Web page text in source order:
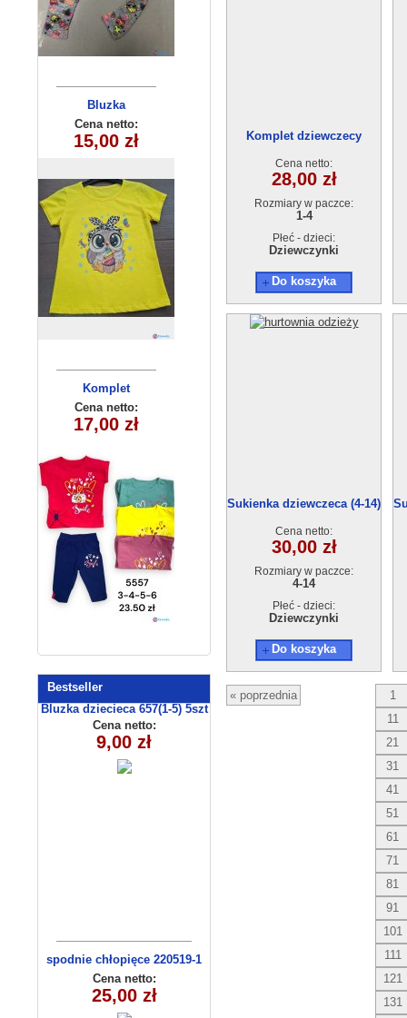
Bluzka
dziecięca
180626-17(6-16)
6szt
Cena netto:
15,00 zł
Komplet
dziewczęcy
5557(3-6) 4szt
Cena netto:
17,00 zł
Komplety
dziecięce
(7-10 ) 4szt
Cena netto:
15,00 zł
Bluzka
dziewczęca
270625-2(6-16)
6szt
Cena netto:
18,00 zł
Bestseller
Bluzka dziecieca 657(1-5) 5szt
Cena netto:
9,00 zł
spodnie chłopięce 220519-1
(1-6) 5szt
Cena netto:
25,00 zł
Komplet dziewczecy
Cena netto:
28,00 zł
Rozmiary w paczce:
1-4
Płeć - dzieci:
Dziewczynki
Do koszyka
Sukienka dziewczeca (4-14)
Cena netto:
30,00 zł
Rozmiary w paczce:
4-14
Płeć - dzieci:
Dziewczynki
Do koszyka
« poprzednia
1
11
21
31
41
51
61
71
81
91
101
111
121
131